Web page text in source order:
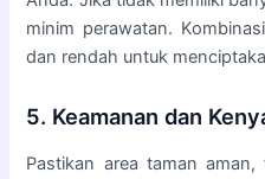
minim perawatan.
dan rendah untuk
5. Keamanan dan
Pastikan area taman